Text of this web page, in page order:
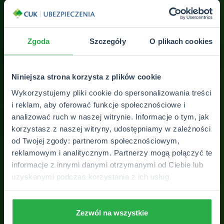
Zgoda Szczegóły O plikach cookies
Niniejsza strona korzysta z plików cookie
Wykorzystujemy pliki cookie do spersonalizowania treści
i reklam, aby oferować funkcje społecznościowe i
analizować ruch w naszej witrynie. Informacje o tym, jak
korzystasz z naszej witryny, udostępniamy w zależności
od Twojej zgody: partnerom społecznościowym,
reklamowym i analitycznym. Partnerzy mogą połączyć te
informacje z innymi danymi otrzymanymi od Ciebie lub
uzyskanymi podczas korzystania z ich usług.
Zezwól na wszystkie
ZOBACZ WSZYSTKIE OPINIE